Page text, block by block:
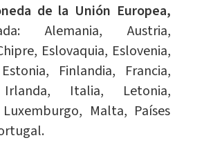
de la Unión Europea,
Alemania, Austria,
Eslovaquia, Eslovenia,
Finlandia, Francia,
Irlanda, Italia, Letonia,
Malta, Países